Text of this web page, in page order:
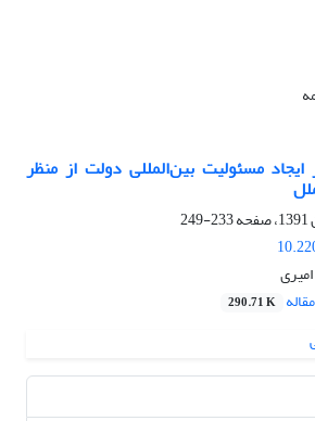
مسئولیت بین‌المللی دولت از منظر
233-249
290.71 K